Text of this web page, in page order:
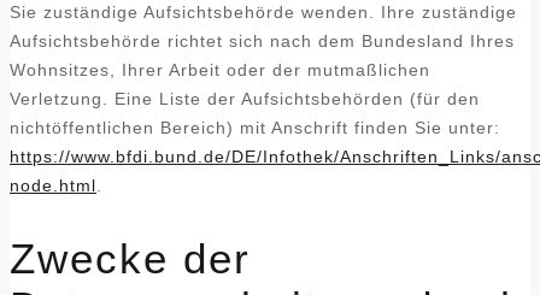
Sie zuständige Aufsichtsbehörde wenden. Ihre zuständige
Aufsichtsbehörde richtet sich nach dem Bundesland Ihres
Wohnsitzes, Ihrer Arbeit oder der mutmaßlichen
Verletzung. Eine Liste der Aufsichtsbehörden (für den
nichtöffentlichen Bereich) mit Anschrift finden Sie unter:
https://www.bfdi.bund.de/DE/Infothek/Anschriften_Links/
node.html
Zwecke der